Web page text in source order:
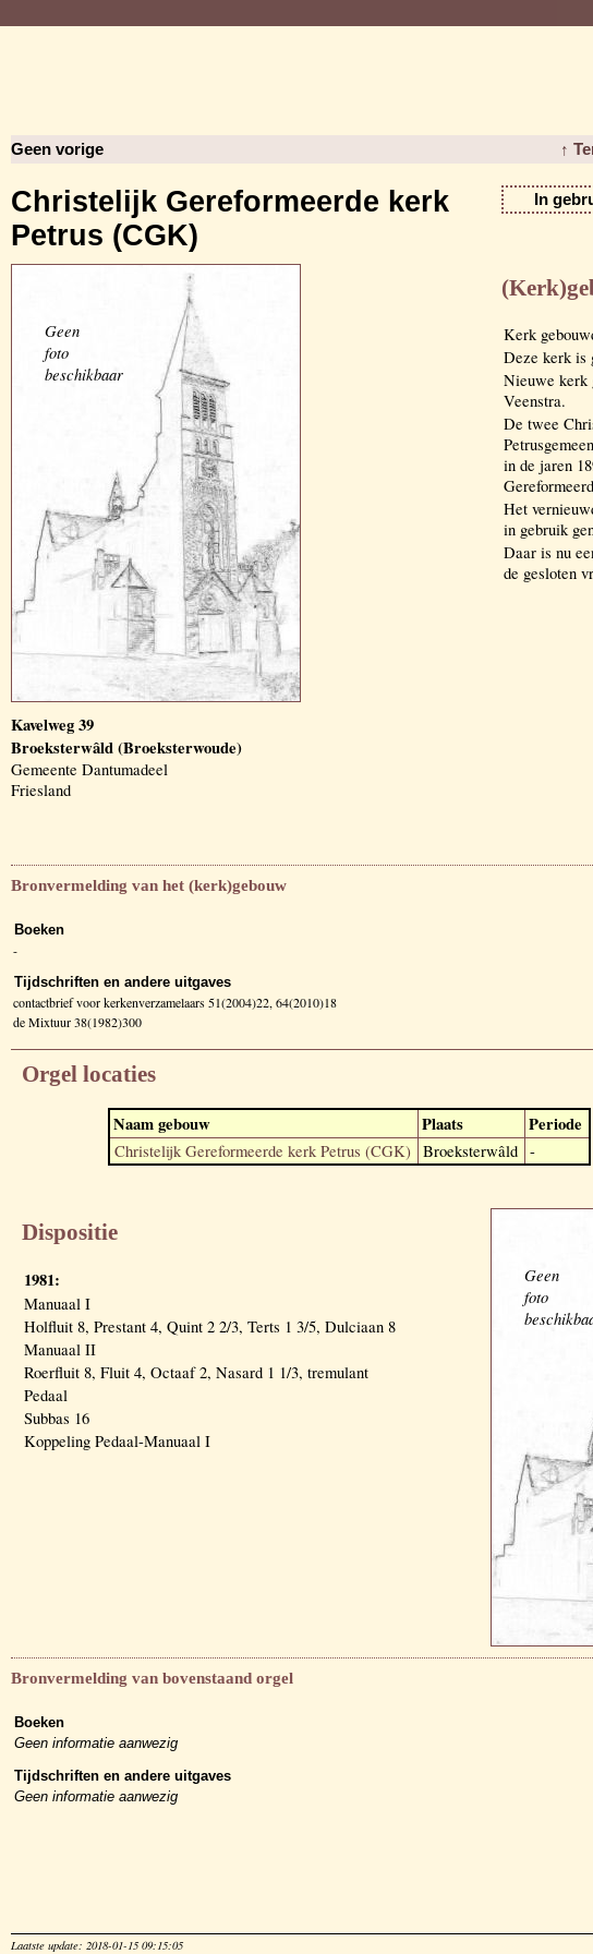
Geen vorige ↑
Christelijk Gereformeerde kerk
Petrus (CGK)
In
Geen
foto
beschikbaar
Kavelweg 39
Broeksterwâld (Broeksterwoude)
Gemeente Dantumadeel
Friesland
Kerk
Deze kerk is
Nieuwe kerk
Veenstra.
De twee
in de jaren
Het
in gebruik
Daar is nu
de gesloten
Bronvermelding van het (kerk)gebouw
Boeken
-
Tijdschriften en andere uitgaves
contactbrief voor kerkenverzamelaars 51(2004)22, 64(2010)18
de Mixtuur 38(1982)300
Orgel locaties
Naam gebouw Plaats Periode
Christelijk Gereformeerde kerk Petrus (CGK) Broeksterwâld -
Dispositie
1981:
Manuaal I
Holfluit 8, Prestant 4, Quint 2 2/3, Terts 1 3/5, Dulciaan 8
Manuaal II
Roerfluit 8, Fluit 4, Octaaf 2, Nasard 1 1/3, tremulant
Pedaal
Subbas 16
Koppeling Pedaal-Manuaal I
Geen
foto
Bronvermelding van bovenstaand orgel
Boeken
Geen informatie aanwezig
Tijdschriften en andere uitgaves
Geen informatie aanwezig
Laatste update: 2018-01-15 09:15:05